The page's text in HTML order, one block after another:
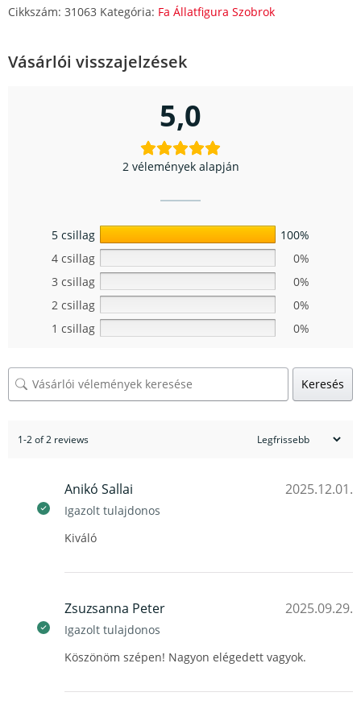
Cikkszám: 31063 Kategória: Fa Állatfigura Szobrok
Vásárlói visszajelzések
5,0
2 vélemények alapján
5 csillag
100%
4 csillag
0%
3 csillag
0%
2 csillag
0%
1 csillag
0%
Keresés
1-2 of 2 reviews
Anikó Sallai
Igazolt tulajdonos
2025.12.01.
Kiváló
Zsuzsanna Peter
Igazolt tulajdonos
2025.09.29.
Köszönöm szépen! Nagyon elégedett vagyok.